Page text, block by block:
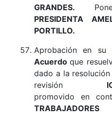
GRANDES.
PRESIDENTA
PORTILLO.
Aprobación en
Acuerdoque
dado a la
revisión
promovido en